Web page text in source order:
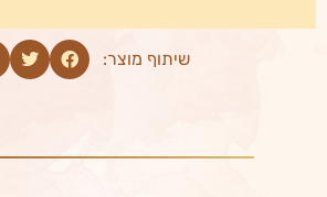
שיתוף מוצר: